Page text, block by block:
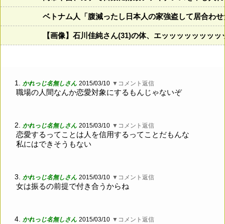
ベトナム人「腹減ったし日本人の家強盗して居合わ
【画像】石川佳純さん(31)の体、エッッッッッッッ
1. かれっじ名無しさん 2015/03/10 ▼コメント返信
職場の人間なんか恋愛対象にするもんじゃないぞ
2. かれっじ名無しさん 2015/03/10 ▼コメント返信
恋愛するってことは人を信用するってことだもんな
私にはできそうもない
3. かれっじ名無しさん 2015/03/10 ▼コメント返信
女は振るの前提で付き合うからね
4. かれっじ名無しさん 2015/03/10 ▼コメント返信